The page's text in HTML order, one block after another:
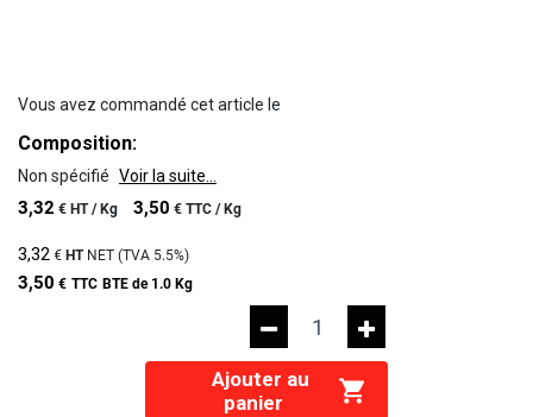
Vous avez commandé cet article le
Composition:
Non spécifié Voir la suite...
3,32 € HT / Kg 3,50 € TTC / Kg
3,32 € HTNET (TVA 5.5%)
3,50 € TTC BTE de 1.0 Kg
Ajouter au
panier